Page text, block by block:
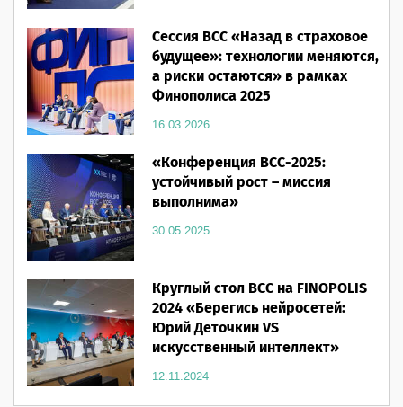
Сессия ВСС «Назад в страховое
будущее»: технологии меняются,
а риски остаются» в рамках
Финополиса 2025
16.03.2026
«Конференция ВСС-2025:
устойчивый рост – миссия
выполнима»
30.05.2025
Круглый стол ВСС на FINOPOLIS
2024 «Берегись нейросетей:
Юрий Деточкин VS
искусственный интеллект»
12.11.2024